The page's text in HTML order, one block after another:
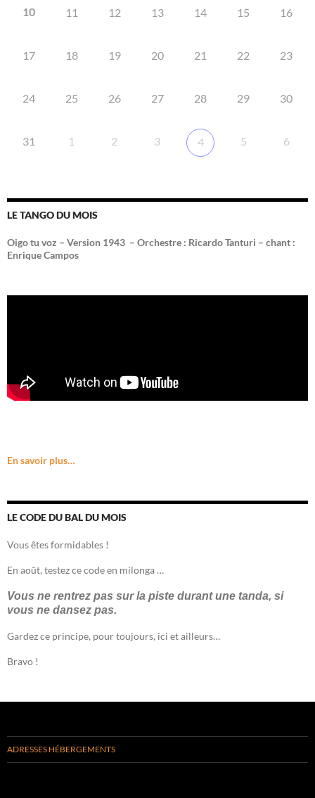
10 11 12 13 14 15 16
17 18 19 20 21 22 23
24 25 26 27 28 29 30
31 1 2 3 4 5 6
LE TANGO DU MOIS
Oigo tu voz – Version 1943 – Orchestre : Ricardo Tanturi – chant :
Enrique Campos
En savoir plus…
LE CODE DU BAL DU MOIS
Vous êtes formidables !
En août, testez ce code en milonga …
Vous ne rentrez pas sur la piste durant une tanda, si
vous ne dansez pas.
Gardez ce principe, pour toujours, ici et ailleurs…
Bravo !
ADRESSES HÉBERGEMENTS